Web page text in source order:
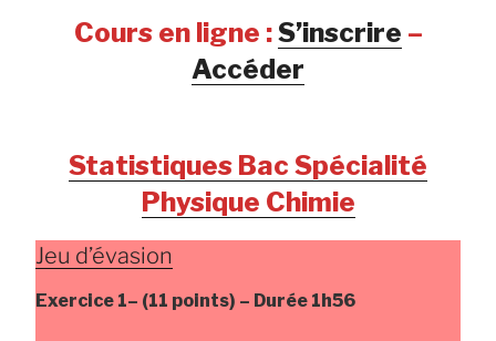
Cours en ligne :S’inscrire –
Accéder
Statistiques Bac Spécialité
Physique Chimie
Jeu d’évasion
Exercice 1– (11 points) – Durée 1h56